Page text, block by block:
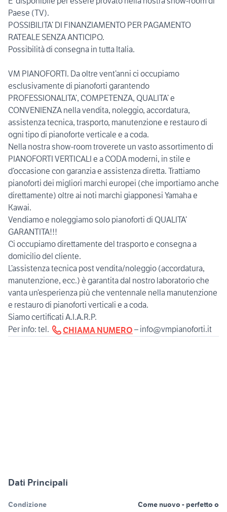
Paese (TV).
POSSIBILITA’ DI FINANZIAMENTO PER PAGAMENTO
RATEALE SENZA ANTICIPO.
Possibilità di consegna in tutta Italia.
VM PIANOFORTI. Da oltre vent’anni ci occupiamo
esclusivamente di pianoforti garantendo
PROFESSIONALITA’, COMPETENZA, QUALITA’ e
CONVENIENZA nella vendita, noleggio, accordatura,
assistenza tecnica, trasporto, manutenzione e restauro di
ogni tipo di pianoforte verticale e a coda.
Nella nostra show-room troverete un vasto assortimento di
PIANOFORTI VERTICALI e a CODA moderni, in stile e
d’occasione con garanzia e assistenza diretta. Trattiamo
pianoforti dei migliori marchi europei (che importiamo anche
direttamente) oltre ai noti marchi giapponesi Yamaha e
Kawai.
Vendiamo e noleggiamo solo pianoforti di QUALITA’
GARANTITA!!!
Ci occupiamo direttamente del trasporto e consegna a
domicilio del cliente.
L’assistenza tecnica post vendita/noleggio (accordatura,
manutenzione, ecc.) è garantita dal nostro laboratorio che
vanta un’esperienza più che ventennale nella manutenzione
e restauro di pianoforti verticali e a coda.
Siamo certificati A.I.A.R.P.
Per info: tel.
CHIAMA NUMERO – info@vmpianoforti.it
Dati Principali
Condizione
Come nuovo - perfetto o